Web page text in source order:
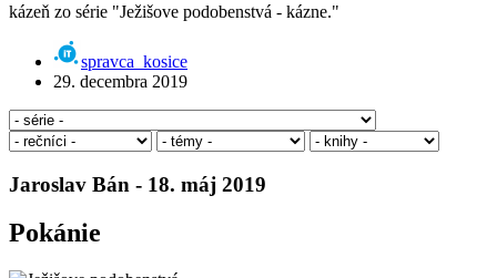
kázeň zo série "Ježišove podobenstvá - kázne."
spravca_kosice
29. decembra 2019
Jaroslav Bán - 18. máj 2019
Pokánie